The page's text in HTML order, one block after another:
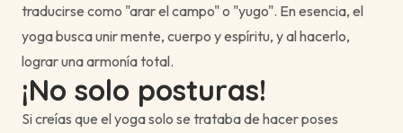
traducirse como "arar el campo" o "yugo". En esencia, el
yoga busca unir mente, cuerpo y espíritu, y al hacerlo,
lograr una armonía total.
¡No solo posturas!
Si creías que el yoga solo se trataba de hacer poses